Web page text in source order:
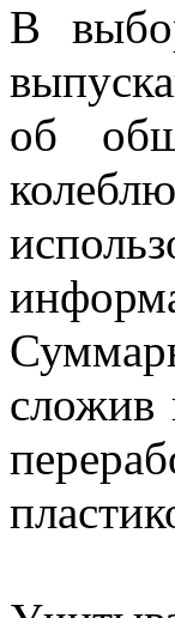
В
об
сложив